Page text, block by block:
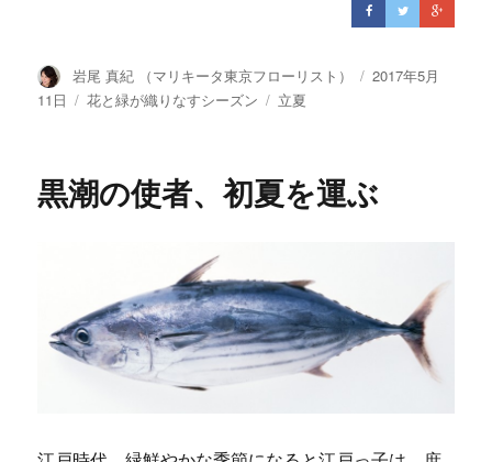
投
稿
岩尾 真紀 （マリキータ東京フローリスト）
投
2017年5月
11日
カ
ー
花と緑が織りなすシーズン
タ
立夏
黒潮の使者、初夏を運ぶ